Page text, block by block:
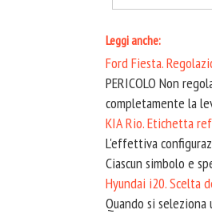
Leggi anche:
Ford Fiesta.
PERICOLO Non
completamente la
KIA Rio. Etichetta
L'effettiva
Ciascun simbolo e
Hyundai i20. Scelta
Quando si